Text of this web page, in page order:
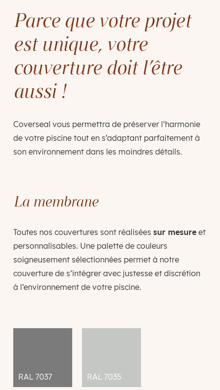
Parce que votre projet
est unique, votre
couverture doit l’être
aussi !
Coverseal vous permettra de préserver l’harmonie
de votre piscine tout en s’adaptant parfaitement à
son environnement dans les moindres détails.
La membrane
Toutes nos couvertures sont réalisées sur mesureet
personnalisables. Une palette de couleurs
soigneusement sélectionnées permet à notre
couverture de s’intégrer avec justesse et discrétion
à l’environnement de votre piscine.
RAL 7037 RAL 7035